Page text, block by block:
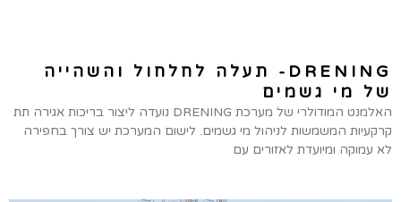
DRENING- תעלה לחלחול והשהייה
של מי גשמים
האלמנט המודולרי של מערכת DRENING נועדה ליצור בריכות אגירה תת
קרקעיות המשמשות לניהול מי גשמים. לישום המערכת יש צורך בחפירה
לא עמוקה ומיועדת לאזורים עם